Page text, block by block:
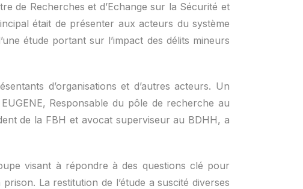
de Recherches et d’Echange sur la Sécurité et
était de présenter aux acteurs du système
étude portant sur l’impact des délits mineurs
d’organisations et d’autres acteurs. Un
Responsable du pôle de recherche au
de la FBH et avocat superviseur au BDHH, a
visant à répondre à des questions clé pour
La restitution de l’étude a suscité diverses